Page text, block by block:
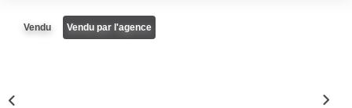
NOTRE AGENCE
Vendu Vendu par l'agence